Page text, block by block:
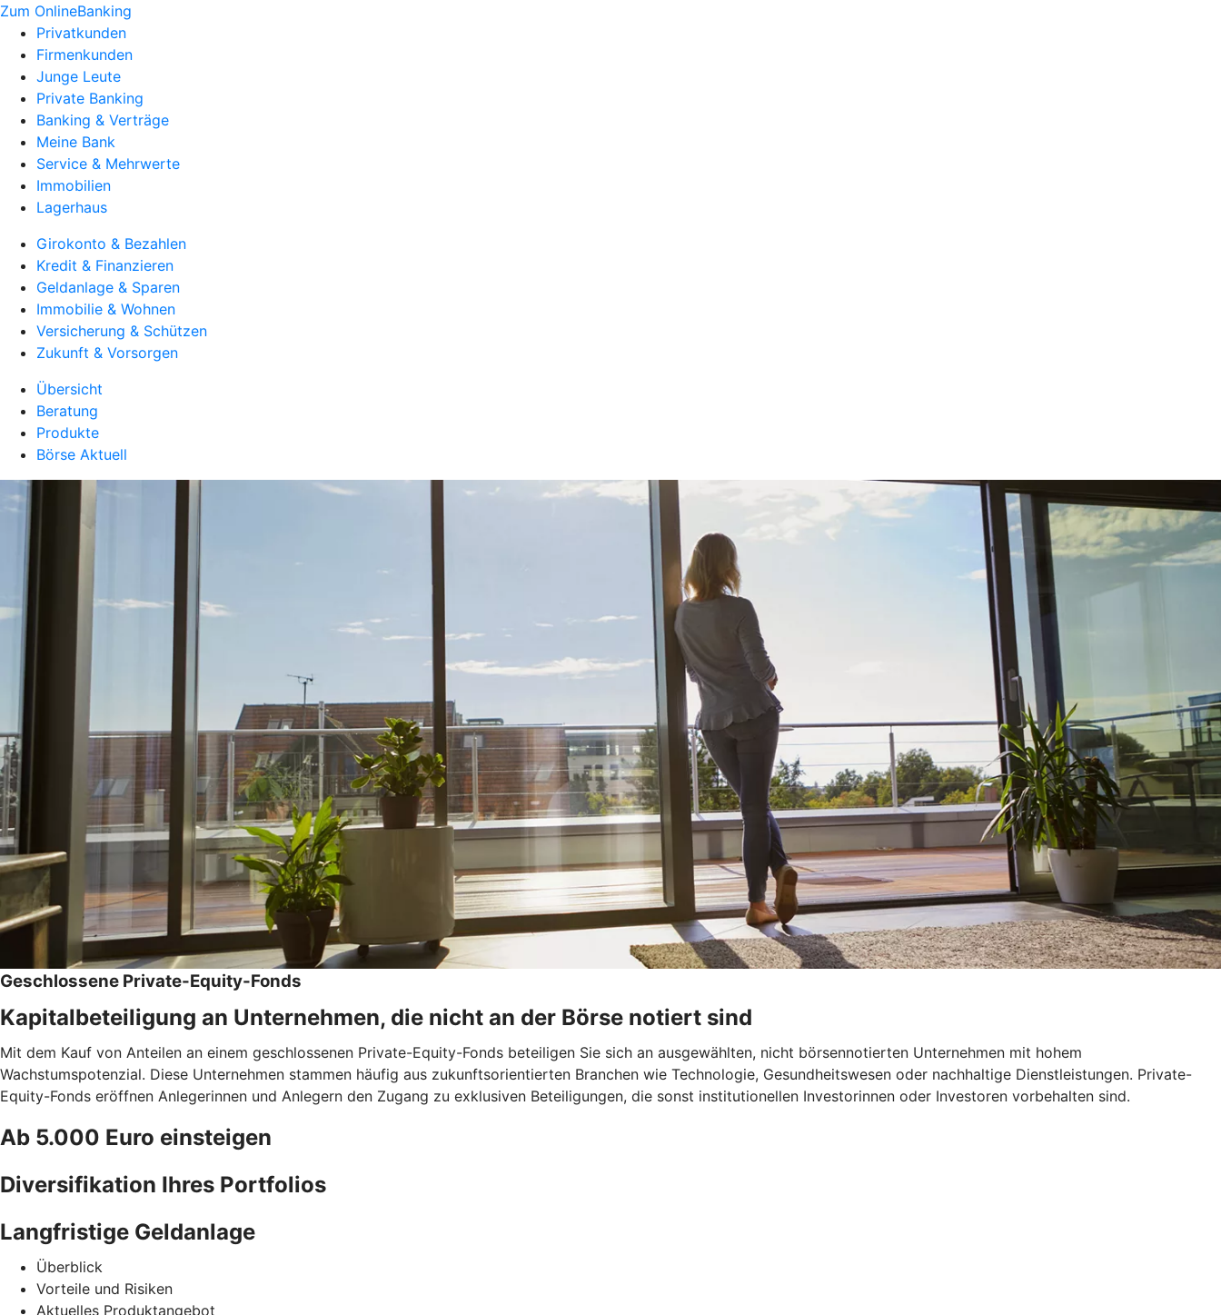
Zum OnlineBanking
Privatkunden
Firmenkunden
Junge Leute
Private Banking
Banking & Verträge
Meine Bank
Service & Mehrwerte
Immobilien
Lagerhaus
Girokonto & Bezahlen
Kredit & Finanzieren
Geldanlage & Sparen
Immobilie & Wohnen
Versicherung & Schützen
Zukunft & Vorsorgen
Übersicht
Beratung
Produkte
Börse Aktuell
Geschlossene Private-Equity-Fonds
Kapitalbeteiligung an Unternehmen, die nicht an der Börse notiert sind
Mit dem Kauf von Anteilen an einem geschlossenen Private-Equity-Fonds beteiligen Sie sich an ausgewählten, nicht börsennotierten Unternehmen mit hohem
Wachstumspotenzial. Diese Unternehmen stammen häufig aus zukunftsorientierten Branchen wie Technologie, Gesundheitswesen oder nachhaltige Dienstleistungen. Private-
Equity-Fonds eröffnen Anlegerinnen und Anlegern den Zugang zu exklusiven Beteiligungen, die sonst institutionellen Investorinnen oder Investoren vorbehalten sind.
Ab 5.000 Euro einsteigen
Diversifikation Ihres Portfolios
Langfristige Geldanlage
Überblick
Vorteile und Risiken
Aktuelles Produktangebot